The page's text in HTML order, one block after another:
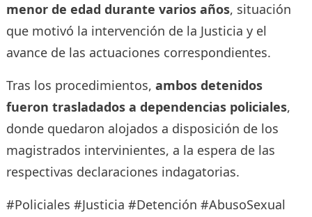
menor de edad durante varios años, situación
que motivó la intervención de la Justicia y el
avance de las actuaciones correspondientes.
Tras los procedimientos, ambos detenidos
fueron trasladados a dependencias policiales,
donde quedaron alojados a disposición de los
magistrados intervinientes, a la espera de las
respectivas declaraciones indagatorias.
#Policiales #Justicia #Detención #AbusoSexual